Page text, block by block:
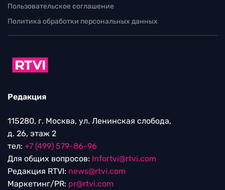
Пользовательское соглашение
Политика обработки персональных данных
Редакция
115280, г. Москва, ул. Ленинская слобода,
д. 26, этаж 2
тел: +7 (499) 579-86-96
Для общих вопросов: Infortvi@rtvi.com
Редакция RTVI: news@rtvi.com
Маркетинг/PR: pr@rtvi.com